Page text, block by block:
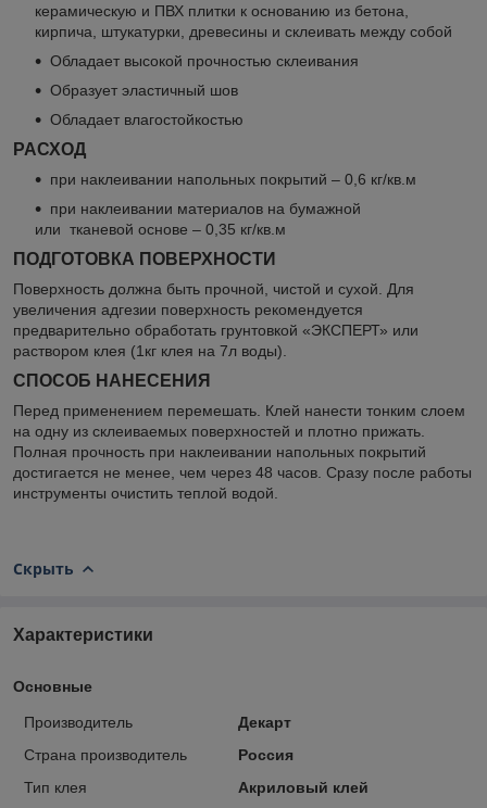
керамическую и ПВХ плитки к основанию из бетона,
кирпича, штукатурки, древесины и склеивать между собой
Обладает высокой прочностью склеивания
Образует эластичный шов
Обладает влагостойкостью
РАСХОД
при наклеивании напольных покрытий – 0,6 кг/кв.м
при наклеивании материалов на бумажной
или тканевой основе – 0,35 кг/кв.м
ПОДГОТОВКА ПОВЕРХНОСТИ
Поверхность должна быть прочной, чистой и сухой. Для
увеличения адгезии поверхность рекомендуется
предварительно обработать грунтовкой «ЭКСПЕРТ» или
раствором клея (1кг клея на 7л воды).
СПОСОБ НАНЕСЕНИЯ
Перед применением перемешать. Клей нанести тонким слоем
на одну из склеиваемых поверхностей и плотно прижать.
Полная прочность при наклеивании напольных покрытий
достигается не менее, чем через 48 часов. Сразу после работы
инструменты очистить теплой водой.
Скрыть
Характеристики
Основные
Производитель
Декарт
Страна производитель
Россия
Тип клея
Акриловый клей